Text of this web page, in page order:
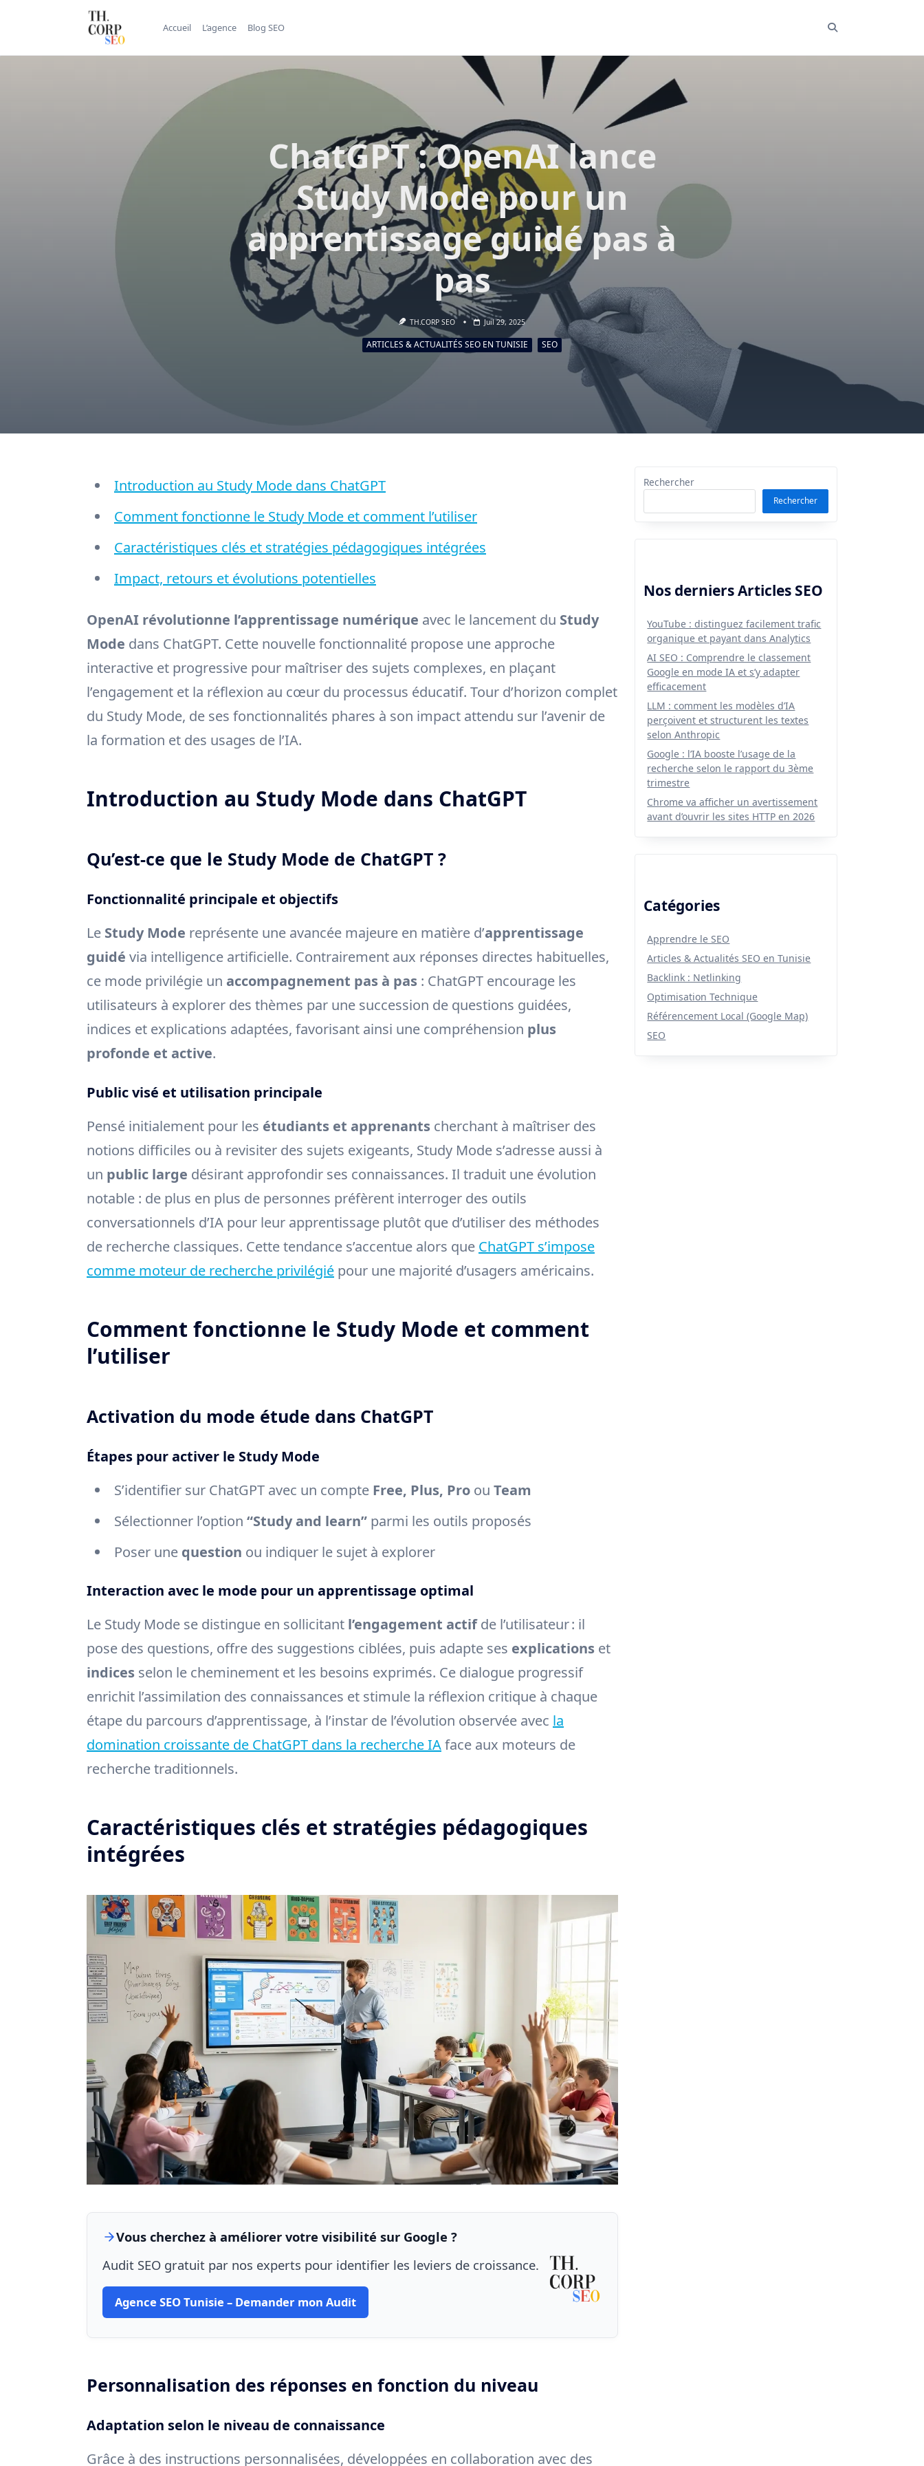
Accueil L’agence Blog SEO
ChatGPT : OpenAI lance
Study Mode pour un
apprentissage guidé pas à
pas
TH.CORP SEO Juil 29, 2025
ARTICLES & ACTUALITÉS SEO EN TUNISIE SEO
Introduction au Study Mode dans ChatGPT
Comment fonctionne le Study Mode et comment l’utiliser
Caractéristiques clés et stratégies pédagogiques intégrées
Impact, retours et évolutions potentielles
OpenAI révolutionne l’apprentissage numérique avec le lancement du Study
Mode dans ChatGPT. Cette nouvelle fonctionnalité propose une approche
interactive et progressive pour maîtriser des sujets complexes, en plaçant
l’engagement et la réflexion au cœur du processus éducatif. Tour d’horizon complet
du Study Mode, de ses fonctionnalités phares à son impact attendu sur l’avenir de
la formation et des usages de l’IA.
Introduction au Study Mode dans ChatGPT
Qu’est-ce que le Study Mode de ChatGPT ?
Fonctionnalité principale et objectifs
Le Study Mode représente une avancée majeure en matière d’apprentissage
guidé via intelligence artificielle. Contrairement aux réponses directes habituelles,
ce mode privilégie un accompagnement pas à pas : ChatGPT encourage les
utilisateurs à explorer des thèmes par une succession de questions guidées,
indices et explications adaptées, favorisant ainsi une compréhension plus
profonde et active.
Public visé et utilisation principale
Pensé initialement pour les étudiants et apprenants cherchant à maîtriser des
notions difficiles ou à revisiter des sujets exigeants, Study Mode s’adresse aussi à
un public large désirant approfondir ses connaissances. Il traduit une évolution
notable : de plus en plus de personnes préfèrent interroger des outils
conversationnels d’IA pour leur apprentissage plutôt que d’utiliser des méthodes
de recherche classiques. Cette tendance s’accentue alors que ChatGPT s’impose
comme moteur de recherche privilégié pour une majorité d’usagers américains.
Comment fonctionne le Study Mode et comment
l’utiliser
Activation du mode étude dans ChatGPT
Étapes pour activer le Study Mode
S’identifier sur ChatGPT avec un compte Free, Plus, Pro ou Team
Sélectionner l’option “Study and learn” parmi les outils proposés
Poser une question ou indiquer le sujet à explorer
Interaction avec le mode pour un apprentissage optimal
Le Study Mode se distingue en sollicitant l’engagement actifde l’utilisateur : il
pose des questions, offre des suggestions ciblées, puis adapte ses explications et
indices selon le cheminement et les besoins exprimés. Ce dialogue progressif
enrichit l’assimilation des connaissances et stimule la réflexion critique à chaque
étape du parcours d’apprentissage, à l’instar de l’évolution observée avec la
domination croissante de ChatGPT dans la recherche IAface aux moteurs de
recherche traditionnels.
Caractéristiques clés et stratégies pédagogiques
intégrées
Vous cherchez à améliorer votre visibilité sur Google ?
Audit SEO gratuit par nos experts pour identifier les leviers de croissance.
Agence SEO Tunisie – Demander mon Audit
Personnalisation des réponses en fonction du niveau
Adaptation selon le niveau de connaissance
Grâce à des instructions personnalisées, développées en collaboration avec des
Rechercher
Rechercher
Nos derniers Articles SEO
YouTube : distinguez facilement trafic
organique et payant dans Analytics
AI SEO : Comprendre le classement
Google en mode IA et s’y adapter
efficacement
LLM : comment les modèles d’IA
perçoivent et structurent les textes
selon Anthropic
Google : l’IA booste l’usage de la
recherche selon le rapport du 3ème
trimestre
Chrome va afficher un avertissement
avant d’ouvrir les sites HTTP en 2026
Catégories
Apprendre le SEO
Articles & Actualités SEO en Tunisie
Backlink : Netlinking
Optimisation Technique
Référencement Local (Google Map)
SEO